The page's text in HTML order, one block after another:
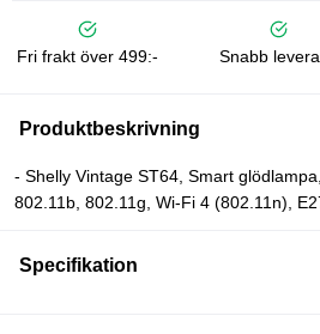
Fri frakt över 499:- Snabb
Produktbeskrivning
- Shelly Vintage ST64, Smart
802.11b, 802.11g, Wi-Fi 4 (802.11n),
Specifikation